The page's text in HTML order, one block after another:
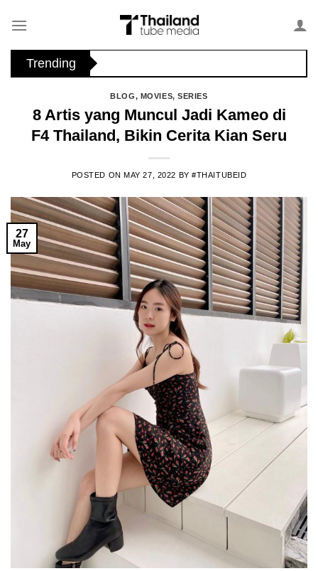
Trending
BLOG, MOVIES,SERIES
8 Artis yang Muncul Jadi Kameo di
F4 Thailand, Bikin Cerita Kian Seru
POSTED ONMAY 27, 2022 BY#THAITUBEID
27
May